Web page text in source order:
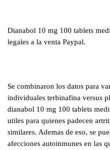
Dianabol 10 mg 100 tablets
legales a la venta Paypal.
Se combinaron los datos para
individuales terbinafina versus
dianabol 10 mg 100 tablets
utiles para quienes padecen
similares. Ademas de eso, se
afecciones autoinmunes en las